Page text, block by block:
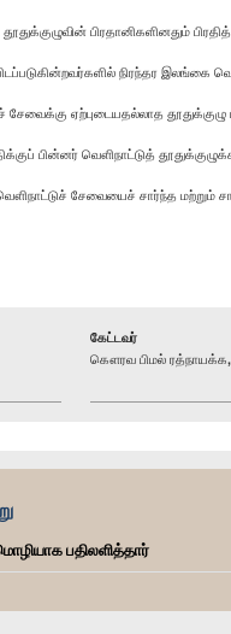
பிரதானிகளினதும்
நிரந்தர
ஏற்புடையதல்லாத தூதுக்குழு
பின்னர் வௌிநாட்டுத்
சேவையைச் சார்ந்த மற்றும்
கேட்டவர்
கௌரவ பிமல் ரத்நாயக்க,
பதிலளித்தார்